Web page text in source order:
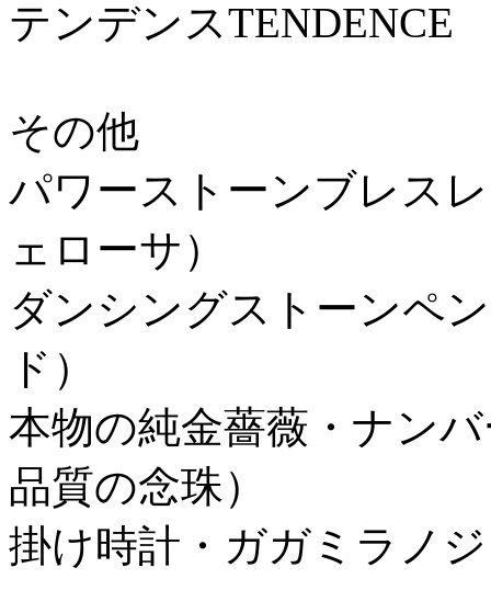
テンデンスTENDENCE
その他
パワーストーンブレス
ェローサ）
ダンシングストーンペ
ド）
本物の純金薔薇・ナン
品質の念珠）
掛け時計・ガガミラノ